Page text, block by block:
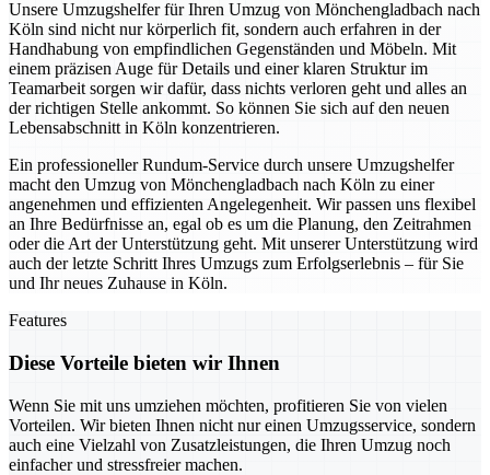
Unsere Umzugshelfer für Ihren Umzug von Mönchengladbach nach
Köln sind nicht nur körperlich fit, sondern auch erfahren in der
Handhabung von empfindlichen Gegenständen und Möbeln. Mit
einem präzisen Auge für Details und einer klaren Struktur im
Teamarbeit sorgen wir dafür, dass nichts verloren geht und alles an
der richtigen Stelle ankommt. So können Sie sich auf den neuen
Lebensabschnitt in Köln konzentrieren.
Ein professioneller Rundum-Service durch unsere Umzugshelfer
macht den Umzug von Mönchengladbach nach Köln zu einer
angenehmen und effizienten Angelegenheit. Wir passen uns flexibel
an Ihre Bedürfnisse an, egal ob es um die Planung, den Zeitrahmen
oder die Art der Unterstützung geht. Mit unserer Unterstützung wird
auch der letzte Schritt Ihres Umzugs zum Erfolgserlebnis – für Sie
und Ihr neues Zuhause in Köln.
Features
Diese Vorteile bieten wir Ihnen
Wenn Sie mit uns umziehen möchten, profitieren Sie von vielen
Vorteilen. Wir bieten Ihnen nicht nur einen Umzugsservice, sondern
auch eine Vielzahl von Zusatzleistungen, die Ihren Umzug noch
einfacher und stressfreier machen.